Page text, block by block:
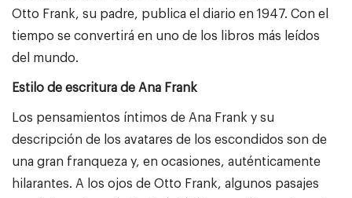
Otto Frank, su padre, publica el diario en 1947. Con el
tiempo se convertirá en uno de los libros más leídos
del mundo.
Estilo de escritura de Ana Frank
Los pensamientos íntimos de Ana Frank y su
descripción de los avatares de los escondidos son de
una gran franqueza y, en ocasiones, auténticamente
hilarantes. A los ojos de Otto Frank, algunos pasajes